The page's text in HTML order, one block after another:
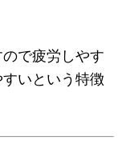
で疲労しやす
いという特徴